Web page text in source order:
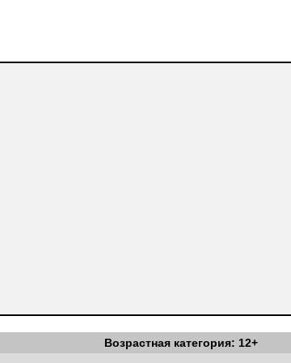
Возрастная категория: 12+